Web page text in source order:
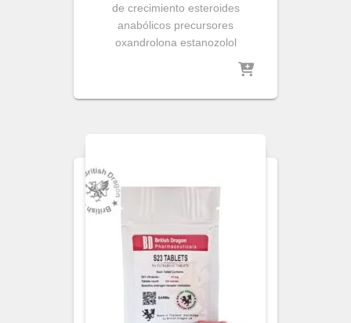
de crecimiento esteroides
anabólicos precursores
oxandrolona estanozolol